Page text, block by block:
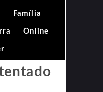
Família
Online